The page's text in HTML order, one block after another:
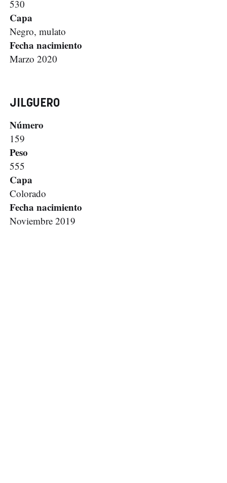
530
Capa
Negro, mulato
Fecha nacimiento
Marzo 2020
JILGUERO
Número
159
Peso
555
Capa
Colorado
Fecha nacimiento
Noviembre 2019